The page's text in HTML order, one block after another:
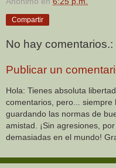
Compartir
No hay comentarios.:
Publicar un
Hola: Tienes absoluta
comentarios, pero... siempre
guardando las normas de
amistad. ¡Sin agresiones,
demasiadas en el mundo!